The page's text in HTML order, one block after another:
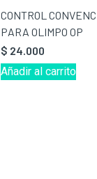
CONTROL
PARA OLIMPO OP
$ 24.000
Añadir al carrito